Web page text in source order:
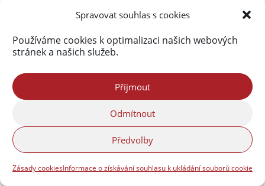
Spravovat souhlas s cookies
Používáme cookies k optimalizaci našich webových
stránek a našich služeb.
Příjmout
Odmítnout
Předvolby
Zásady cookiesInformace o získávání souhlasu k ukládání souborů cookie